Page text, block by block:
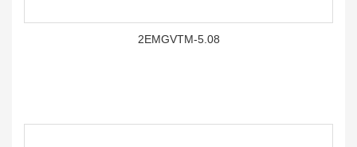
2EMGVTM-5.08